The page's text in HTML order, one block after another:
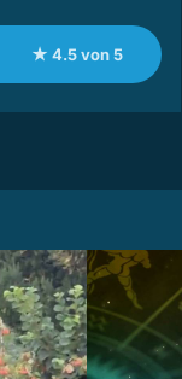
★ 4.5 von 5